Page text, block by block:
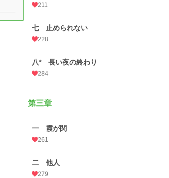
211
七 止められない
228
八* 長い夜の終わり
284
第三章
一 霞が関
261
二 他人
279